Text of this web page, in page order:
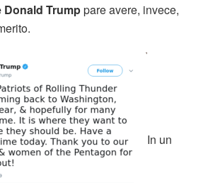
Donald Trumppare avere, invece,
In un